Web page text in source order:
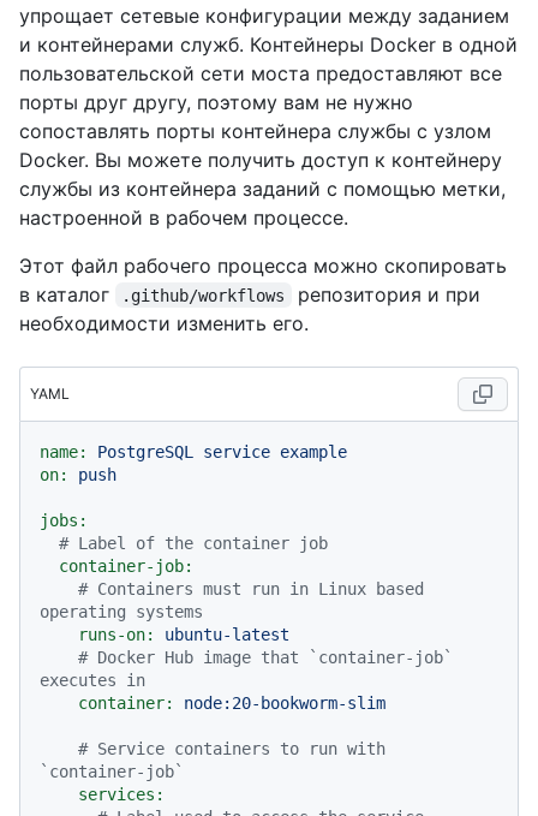
упрощает сетевые конфигурации между заданием
и контейнерами служб. Контейнеры Docker в одной
пользовательской сети моста предоставляют все
порты друг другу, поэтому вам не нужно
сопоставлять порты контейнера службы с узлом
Docker. Вы можете получить доступ к контейнеру
службы из контейнера заданий с помощью метки,
настроенной в рабочем процессе.
Этот файл рабочего процесса можно скопировать
в каталог
.github/workflows
репозитория и при
необходимости изменить его.
YAML
name: PostgreSQL service example
on:
push
jobs:
# Label of the container job
container-job:
# Containers must run in Linux based
operating systems
runs-on:
ubuntu-latest
# Docker Hub image that `container-job`
executes in
container:
node:20-bookworm-slim
# Service containers to run with
`container-job`
services: